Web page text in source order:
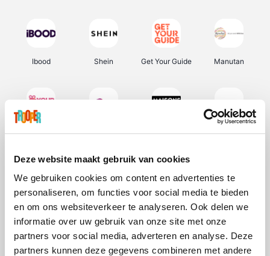
Deze website maakt gebruik van cookies
We gebruiken cookies om content en advertenties te
personaliseren, om functies voor social media te bieden
en om ons websiteverkeer te analyseren. Ook delen we
informatie over uw gebruik van onze site met onze
partners voor social media, adverteren en analyse. Deze
partners kunnen deze gegevens combineren met andere
Ibood Shein Get Your Guide Manutan